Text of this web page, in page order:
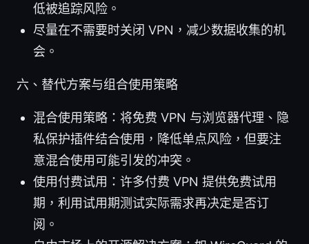
低被追踪风险。
尽量在不需要时关闭 VPN，减少数据收集的机
会。
六、替代方案与组合使用策略
混合使用策略：将免费 VPN 与浏览器代理、隐
私保护插件结合使用，降低单点风险，但要注
意混合使用可能引发的冲突。
使用付费试用：许多付费 VPN 提供免费试用
期，利用试用期测试实际需求再决定是否订
阅。